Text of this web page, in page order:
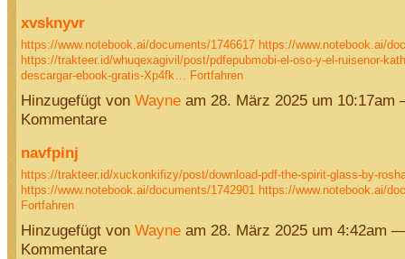
xvsknyvr
https://www.notebook.ai/documents/1746617 https://www.notebook.ai/
https://trakteer.id/whuqexagivil/post/pdfepubmobi-el-oso-y-el-ruisenor-
descargar-ebook-gratis-Xp4fk…
Fortfahren
Hinzugefügt von Wayneam 28. März 2025 um 10:17am
Kommentare
navfpinj
https://trakteer.id/xuckonkifizy/post/download-pdf-the-spirit-glass-by-
https://www.notebook.ai/documents/1742901 https://www.notebook.ai/
Fortfahren
Hinzugefügt von Wayneam 28. März 2025 um 4:42am
Kommentare